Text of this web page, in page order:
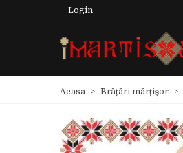
Login
Acasa > Brățări mărțișor >